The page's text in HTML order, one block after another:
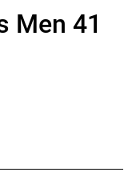
Men 41